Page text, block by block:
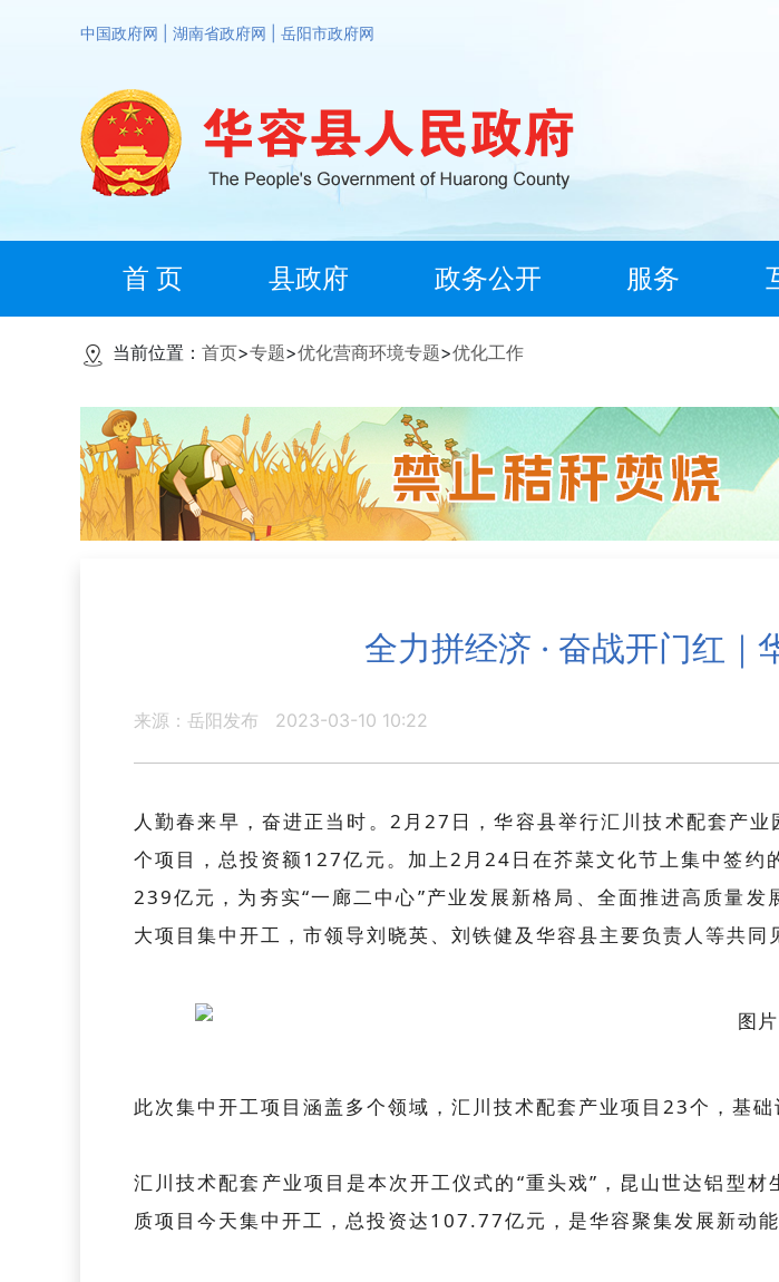
中国政府网 湖南省政府网 岳阳市政府网
首 页 县政府 政务公开 服务
当前位置： 首页>专题>优化营商环境专题>优化工作
全力拼经济 · 奋战开门红
来源：岳阳发布 2023-03-10 10:22
人勤春来早，奋进正当时。2月27日，华容县举行汇川技术配套产
个项目，总投资额127亿元。加上2月24日在芥菜文化节上集中签
239亿元，为夯实“一廊二中心”产业发展新格局、全面推进高质量
大项目集中开工，市领导刘晓英、刘铁健及华容县主要负责人等共同
此次集中开工项目涵盖多个领域，汇川技术配套产业项目23个，基
汇川技术配套产业项目是本次开工仪式的“重头戏”，昆山世达铝型
质项目今天集中开工，总投资达107.77亿元，是华容聚集发展新动能